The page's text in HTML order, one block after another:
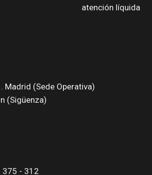
atención líquida
Madrid (Sede Operativa)
(Sigüenza)
375 - 312